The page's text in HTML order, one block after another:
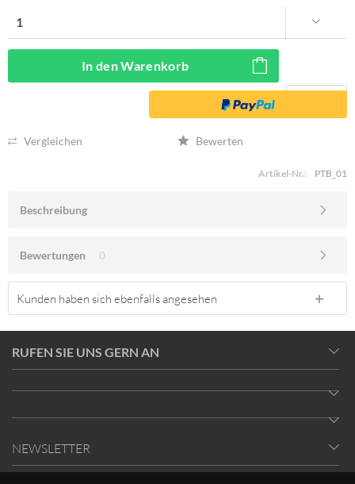
In denWarenkorb
Vergleichen Bewerten
Artikel-Nr.: PTB_01
Beschreibung
Bewertungen 0
Kunden haben sich ebenfalls angesehen
RUFEN SIE UNS GERN AN
NEWSLETTER